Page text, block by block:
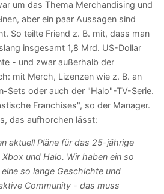
um das Thema Merchandising und
aber ein paar Aussagen sind
So teilte Friend z. B. mit, dass man
insgesamt 1,8 Mrd. US-Dollar
- und zwar außerhalb der
mit Merch, Lizenzen wie z. B. an
Sets oder auch der "Halo"-TV-Serie.
Franchises", so der Manager.
das aufhorchen lässt:
aktuell Pläne für das 25-jährige
und Halo. Wir haben ein so
so lange Geschichte und
Community - das muss